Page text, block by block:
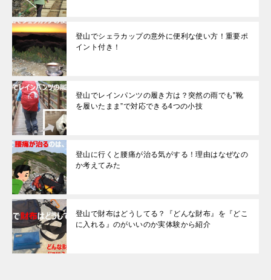
登山でシェラカップの意外に便利な使い方！重要ポ
イント付き！
登山でレインパンツの履き方は？突然の雨でも”靴
を履いたまま”で対応できる4つの小技
登山に行くと腰痛が治る気がする！理由はなぜなの
か考えてみた
登山で財布はどうしてる？『どんな財布』を『どこ
に入れる』のがいいのか実体験から紹介